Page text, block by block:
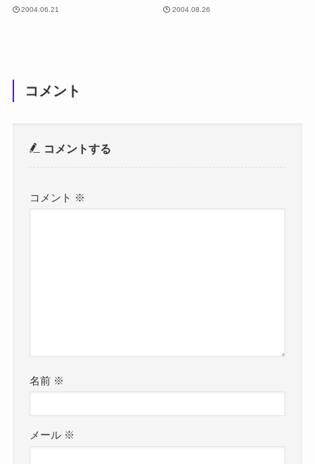
2004.06.21 2004.08.26
コメント
コメントする
コメント ※
名前 ※
メール ※